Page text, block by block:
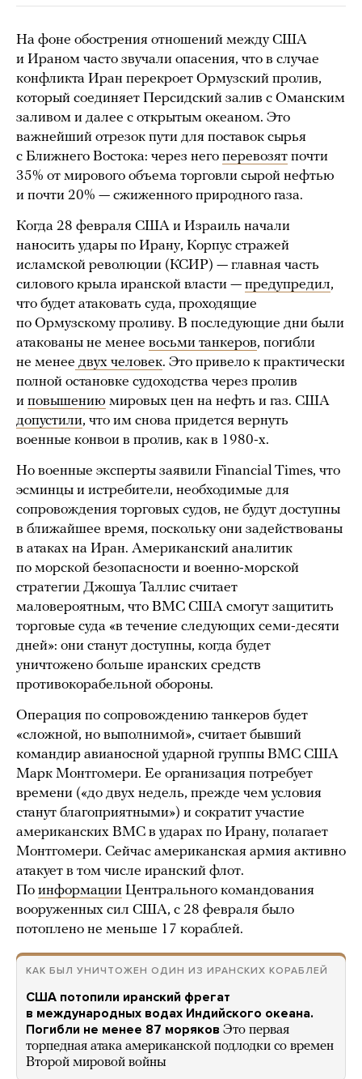
На фоне обострения отношений между США
и Ираном часто звучали опасения, что в случае
конфликта Иран перекроет Ормузский пролив,
который соединяет Персидский залив с Оманским
заливом и далее с открытым океаном. Это
важнейший отрезок пути для поставок сырья
с Ближнего Востока: через него перевозят почти
35% от мирового объема торговли сырой нефтью
и почти 20% — сжиженного природного газа.
Когда 28 февраля США и Израиль начали
наносить удары по Ирану, Корпус стражей
исламской революции (КСИР) — главная часть
силового крыла иранской власти — предупредил,
что будет атаковать суда, проходящие
по Ормузскому проливу. В последующие дни были
атакованы не менее восьми танкеров, погибли
не менее двух человек. Это привело к практически
полной остановке судоходства через пролив
и повышению мировых цен на нефть и газ. США
допустили, что им снова придется вернуть
военные конвои в пролив, как в 1980-х.
Но военные эксперты заявили Financial Times, что
эсминцы и истребители, необходимые для
сопровождения торговых судов, не будут доступны
в ближайшее время, поскольку они задействованы
в атаках на Иран. Американский аналитик
по морской безопасности и военно-морской
стратегии Джошуа Таллис считает
маловероятным, что ВМС США смогут защитить
торговые суда «в течение следующих семи-десяти
дней»: они станут доступны, когда будет
уничтожено больше иранских средств
противокорабельной обороны.
Операция по сопровождению танкеров будет
«сложной, но выполнимой», считает бывший
командир авианосной ударной группы ВМС США
Марк Монтгомери. Ее организация потребует
времени («до двух недель, прежде чем условия
станут благоприятными») и сократит участие
американских ВМС в ударах по Ирану, полагает
Монтгомери. Сейчас американская армия активно
атакует в том числе иранский флот.
По информации Центрального командования
вооруженных сил США, с 28 февраля было
потоплено не меньше 17 кораблей.
КАК БЫЛ УНИЧТОЖЕН ОДИН ИЗ ИРАНСКИХ КОРАБЛЕЙ
США потопили иранский фрегат
в международных водах Индийского океана.
Погибли не менее 87 моряков Это первая
торпедная атака американской подлодки со времен
Второй мировой войны